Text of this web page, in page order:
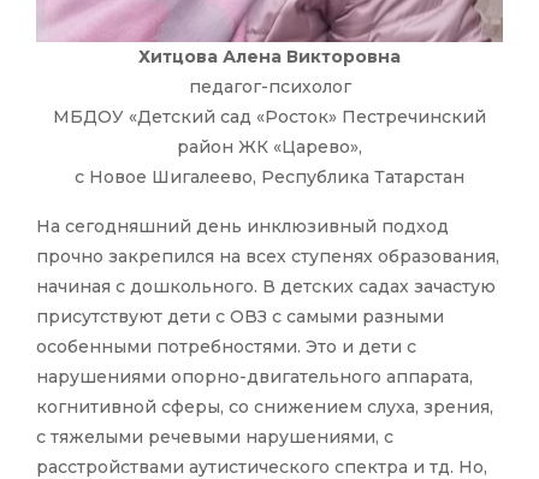
Хитцова Алена Викторовна
педагог-психолог
МБДОУ «Детский сад «Росток» Пестречинский
район ЖК «Царево»,
с Новое Шигалеево, Республика Татарстан
На сегодняшний день инклюзивный подход
прочно закрепился на всех ступенях образования,
начиная с дошкольного. В детских садах зачастую
присутствуют дети с ОВЗ с самыми разными
особенными потребностями. Это и дети с
нарушениями опорно-двигательного аппарата,
когнитивной сферы, со снижением слуха, зрения,
с тяжелыми речевыми нарушениями, с
расстройствами аутистического спектра и тд. Но,